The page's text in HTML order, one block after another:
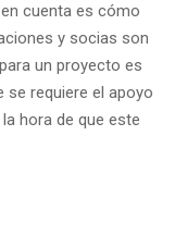
cuenta es cómo
y socias son
un proyecto es
se requiere el apoyo
hora de que este